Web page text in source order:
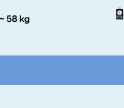
58 kg